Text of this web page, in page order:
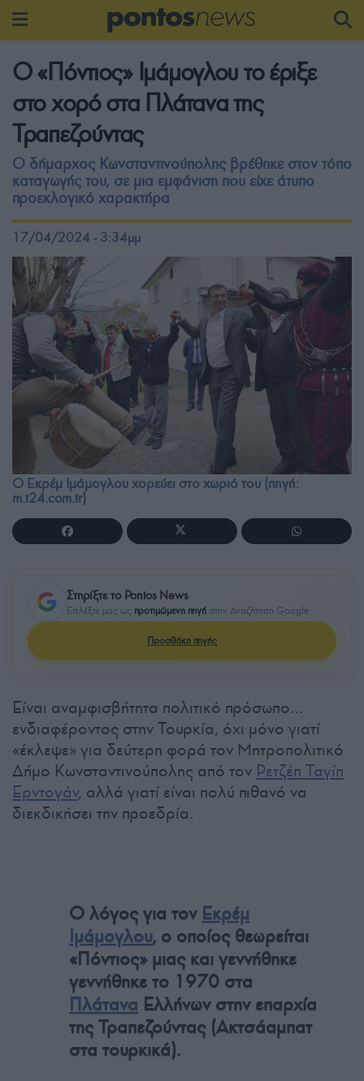
Ο «Πόντιος» Ιμάμογλου το έριξε
στο χορό στα Πλάτανα της
Τραπεζούντας
Ο δήμαρχος Κωνσταντινούπολης βρέθηκε στον τόπο
καταγωγής του, σε μια εμφάνιση που είχε άτυπο
προεκλογικό χαρακτήρα
17/04/2024 - 3:34μμ
Ο Εκρέμ Ιμάμογλου χορεύει στο χωριό του (πηγή:
m.t24.com.tr)
Στηρίξτε το Pontos News
Επιλέξτε μας ως προτιμώμενη πηγή στην Αναζήτηση Google
Προσθήκη πηγής
Είναι αναμφισβήτητα πολιτικό πρόσωπο…
ενδιαφέροντος στην Τουρκία, όχι μόνο γιατί
«έκλεψε» για δεύτερη φορά τον Μητροπολιτικό
Δήμο Κωνσταντινούπολης από τον Ρετζέπ Ταγίπ
Ερντογάν, αλλά γιατί είναι πολύ πιθανό να
διεκδικήσει την προεδρία.
Ο λόγος για τον Εκρέμ
Ιμάμογλου, ο οποίος θεωρείται
«Πόντιος» μιας και γεννήθηκε
γεννήθηκε το 1970 στα
Πλάτανα Ελλήνων στην επαρχία
της Τραπεζούντας (Ακτσάαμπατ
στα τουρκικά).